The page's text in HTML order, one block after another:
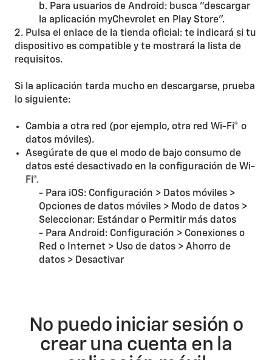
b. Para usuarios de Android: busca "descargar
la aplicación myChevrolet en Play Store".
2. Pulsa el enlace de la tienda oficial: te indicará si tu
dispositivo es compatible y te mostrará la lista de
requisitos.
Si la aplicación tarda mucho en descargarse, prueba
lo siguiente:
Cambia a otra red (por ejemplo, otra red Wi-Fi® o
datos móviles).
Asegúrate de que el modo de bajo consumo de
datos esté desactivado en la configuración de Wi-
Fi®.
- Para iOS: Configuración > Datos móviles >
Opciones de datos móviles > Modo de datos >
Seleccionar: Estándar o Permitir más datos
- Para Android: Configuración > Conexiones o
Red o Internet > Uso de datos > Ahorro de
datos > Desactivar
No puedo iniciar sesión o
crear una cuenta en la